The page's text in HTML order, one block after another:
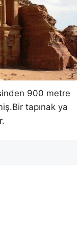
900 metre
tapınak ya